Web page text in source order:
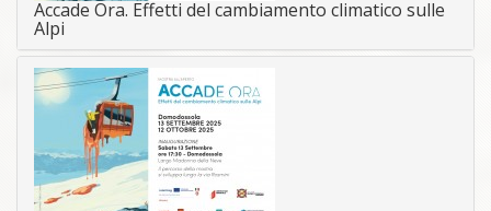
Accade Ora. Effetti del cambiamento climatico sulle
Alpi